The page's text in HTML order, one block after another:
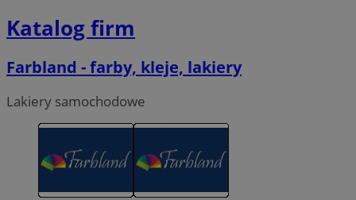
Katalog firm
Farbland - farby, kleje, lakiery
Lakiery samochodowe